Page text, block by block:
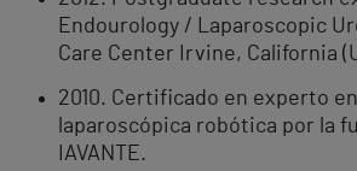
Endourology / Laparoscopic
Care Center Irvine, California
2010. Certificado en experto
laparoscópica robótica por la
IAVANTE.